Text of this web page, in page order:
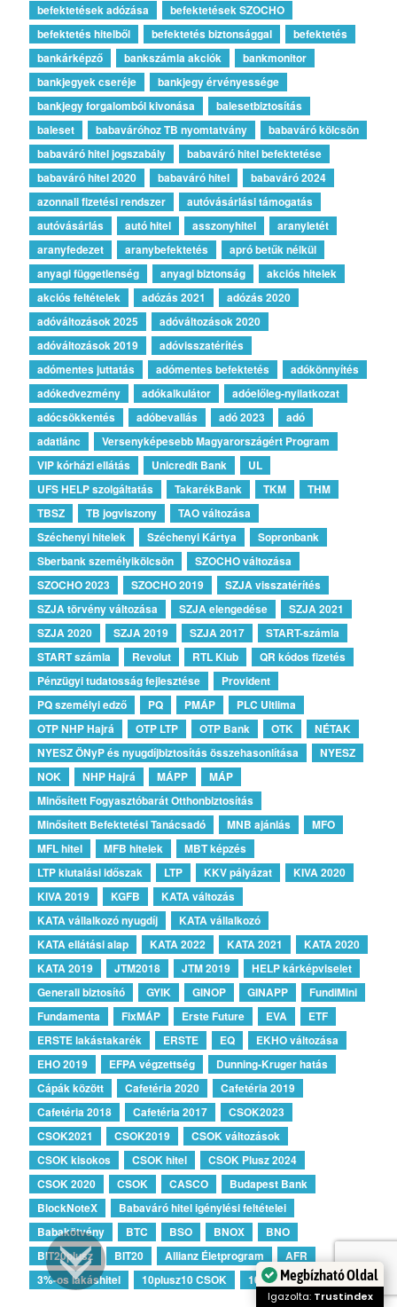
befektetések adózása
befektetések SZOCHO
befektetés hitelből
befektetés biztonsággal
befektetés
bankárképző
bankszámla akciók
bankmonitor
bankjegyek cseréje
bankjegy érvényessége
bankjegy forgalomból kivonása
balesetbiztosítás
baleset
babaváróhoz TB nyomtatvány
babaváró kölcsön
babaváró hitel jogszabály
babaváró hitel befektetése
babaváró hitel 2020
babaváró hitel
babaváró 2024
azonnali fizetési rendszer
autóvásárlási támogatás
autóvásárlás
autó hitel asszonyhitel
aranyletét
aranyfedezet
aranybefektetés
apró betűk nélkül
anyagi függetlenség
anyagi biztonság
akciós hitelek
akciós feltételek
adózás 2021
adózás 2020
adóváltozások 2025
adóváltozások 2020
adóváltozások 2019
adóvisszatérítés
adómentes juttatás
adómentes befektetés
adókönnyítés
adókedvezmény
adókalkulátor
adóelőleg-nyilatkozat
adócsökkentés
adóbevallás adó 2023
adó
adatlánc
Versenyképesebb Magyarországért Program
VIP kórházi ellátás
Unicredit Bank
UL
UFS HELP szolgáltatás
TakarékBank TKM
THM
TBSZ
TB jogviszony
TAO változása
Széchenyi hitelek
Széchenyi Kártya
Sopronbank
Sberbank személyikölcsön
SZOCHO változása
SZOCHO 2023
SZOCHO 2019
SZJA visszatérítés
SZJA törvény változása
SZJA elengedése
SZJA 2021
SZJA 2020
SZJA 2019 SZJA 2017
START-számla
START számla
Revolut RTL Klub
QR kódos fizetés
Pénzügyi tudatosság fejlesztése
Provident
PQ személyi edző
PQ PMÁP
PLC Ultlima
OTP NHP Hajrá
OTP LTP OTP Bank OTK
NÉTAK
NYESZ ÖNyP és nyugdíjbiztosítás összehasonlítása
NYESZ
NOK
NHP Hajrá MÁPP
MÁP
Minősített Fogyasztóbarát Otthonbiztosítás
Minősített Befektetési Tanácsadó
MNB ajánlás
MFO
MFL hitel
MFB hitelek
MBT képzés
LTP kiutalási időszak
LTP KKV pályázat
KIVA 2020
KIVA 2019
KGFB
KATA változás
KATA vállalkozó nyugdíj
KATA vállalkozó
KATA ellátási alap
KATA 2022 KATA 2021
KATA 2020
KATA 2019
JTM2018 JTM 2019
HELP kárképviselet
Generali biztosító
GYIK GINOP GINAPP
FundiMini
Fundamenta
FixMÁP Erste Future EVA
ETF
ERSTE lakástakarék
ERSTE EQ
EKHO változása
EHO 2019
EFPA végzettség
Dunning-Kruger hatás
Cápák között
Cafetéria 2020
Cafetéria 2019
Cafetéria 2018
Cafetéria 2017
CSOK2023
CSOK2021
CSOK2019
CSOK változások
CSOK kisokos
CSOK hitel
CSOK Plusz 2024
CSOK 2020
CSOK CASCO
Budapest Bank
BlockNoteX
Babaváró hitel igénylési feltételei
Babakötvény
BTC BSO BNOX
BNO
BIT20plusz
BIT20 Allianz Életprogram
AFR
3%-os lakáshitel
10plusz10 CSOK 10plus15 CSOK
Megbízható Oldal
Igazolta: Trustindex